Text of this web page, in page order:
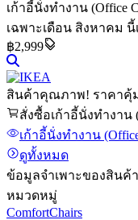
เก้าอี้นั่งทำงาน (Office
เฉพาะเดือน สิงหาคม
฿2,999
สินค้าคุณภาพ! ราคาคุ้
สั่งซื้อเก้าอี้นั่งทำงาน
เก้าอี้นั่งทำงาน
ดูทั้งหมด
ข้อมูลจำเพาะของสินค้า
หมวดหมู่
ComfortChairs